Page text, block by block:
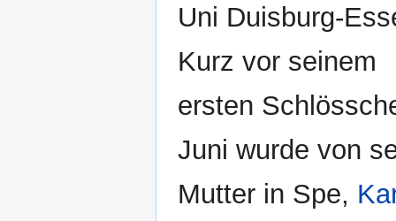
Uni Duisburg-
Kurz vor seinem
ersten
Juni wurde von
Mutter in Spe,